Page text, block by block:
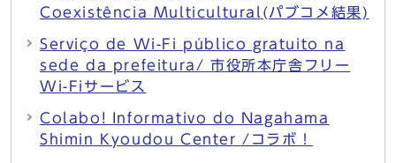
Coexistência Multicultural(パブコメ結果)
Serviço de Wi-Fi público gratuito na
sede da prefeitura/ 市役所本庁舎フリー
Wi-Fiサービス
Colabo! Informativo do Nagahama
Shimin Kyoudou Center /コラボ！